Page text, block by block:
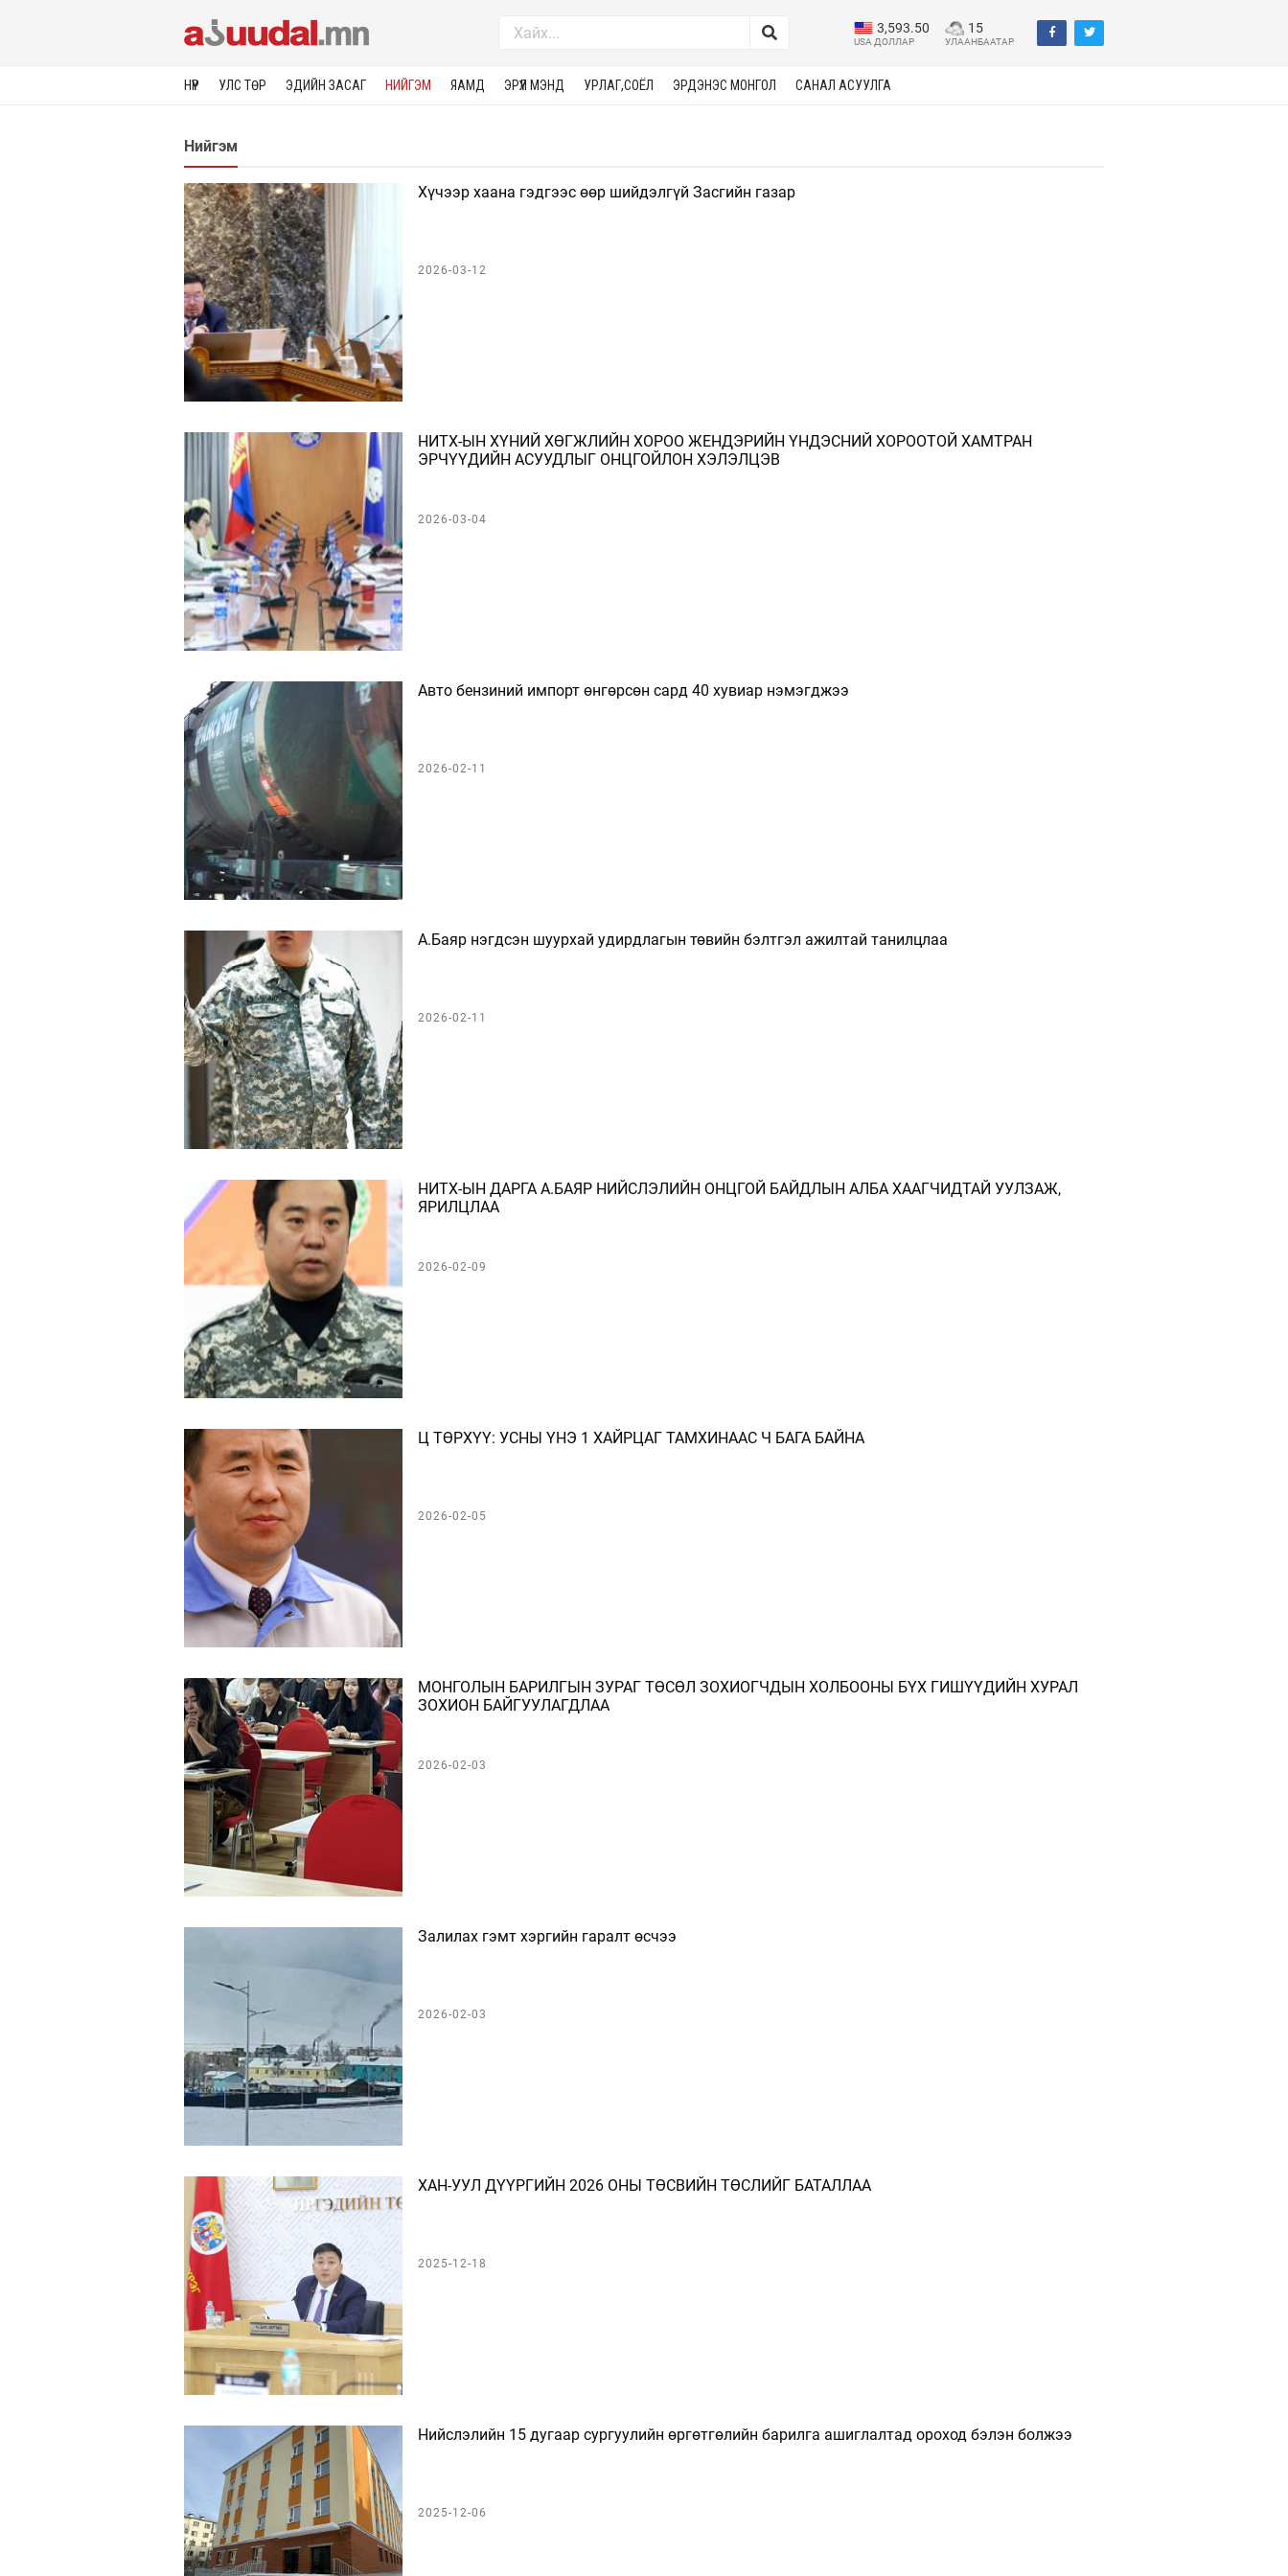
3,593.50
USA ДОЛЛАР
15
УЛААНБААТАР
НҮҮР УЛС ТӨР ЭДИЙН ЗАСАГ НИЙГЭМ ЯАМД ЭРҮҮЛ МЭНД УРЛАГ,СОЁЛ ЭРДЭНЭС МОНГОЛ САНАЛ АСУУЛГА
Нийгэм
Хүчээр хаана гэдгээс өөр шийдэлгүй Засгийн газар
2026-03-12
НИТХ-ЫН ХҮНИЙ ХӨГЖЛИЙН ХОРОО ЖЕНДЭРИЙН ҮНДЭСНИЙ ХОРООТОЙ ХАМТРАН
ЭРЧҮҮДИЙН АСУУДЛЫГ ОНЦГОЙЛОН ХЭЛЭЛЦЭВ
2026-03-04
Авто бензиний импорт өнгөрсөн сард 40 хувиар нэмэгджээ
2026-02-11
А.Баяр нэгдсэн шуурхай удирдлагын төвийн бэлтгэл ажилтай танилцлаа
2026-02-11
НИТХ-ЫН ДАРГА А.БАЯР НИЙСЛЭЛИЙН ОНЦГОЙ БАЙДЛЫН АЛБА ХААГЧИДТАЙ УУЛЗАЖ,
ЯРИЛЦЛАА
2026-02-09
Ц ТӨРХҮҮ: УСНЫ ҮНЭ 1 ХАЙРЦАГ ТАМХИНААС Ч БАГА БАЙНА
2026-02-05
МОНГОЛЫН БАРИЛГЫН ЗУРАГ ТӨСӨЛ ЗОХИОГЧДЫН ХОЛБООНЫ БҮХ ГИШҮҮДИЙН ХУРАЛ
ЗОХИОН БАЙГУУЛАГДЛАА
2026-02-03
Залилах гэмт хэргийн гаралт өсчээ
2026-02-03
ХАН-УУЛ ДҮҮРГИЙН 2026 ОНЫ ТӨСВИЙН ТӨСЛИЙГ БАТАЛЛАА
2025-12-18
Нийслэлийн 15 дугаар сургуулийн өргөтгөлийн барилга ашиглалтад ороход бэлэн болжээ
2025-12-06